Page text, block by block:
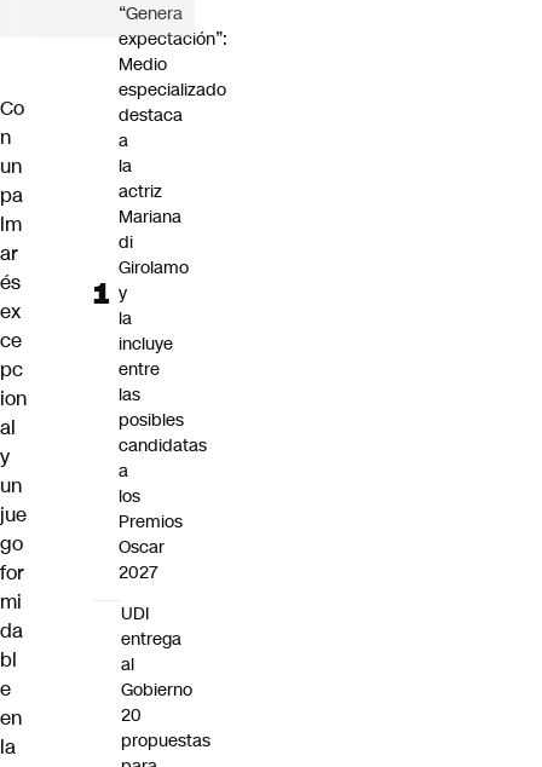
Co
n
un
pa
lm
ar
és
ex
ce
pc
ion
al
y
un
jue
go
for
mi
da
bl
e
en
la
“Genera
expectación”:
Medio
especializado
destaca
a
la
actriz
Mariana
di
Girolamo
y
la
incluye
entre
las
posibles
candidatas
a
los
Premios
Oscar
2027
UDI
entrega
al
Gobierno
20
propuestas